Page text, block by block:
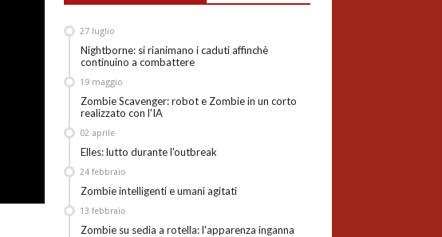
Nightborne: si rianimano i caduti affinchè
continuino a combattere
27 luglio
Zombie Scavenger: robot e Zombie in un corto
realizzato con l'IA
19 maggio
Elles: lutto durante l'outbreak
02 aprile
Zombie intelligenti e umani agitati
24 febbraio
Zombie su sedia a rotella: l'apparenza inganna
13 febbraio